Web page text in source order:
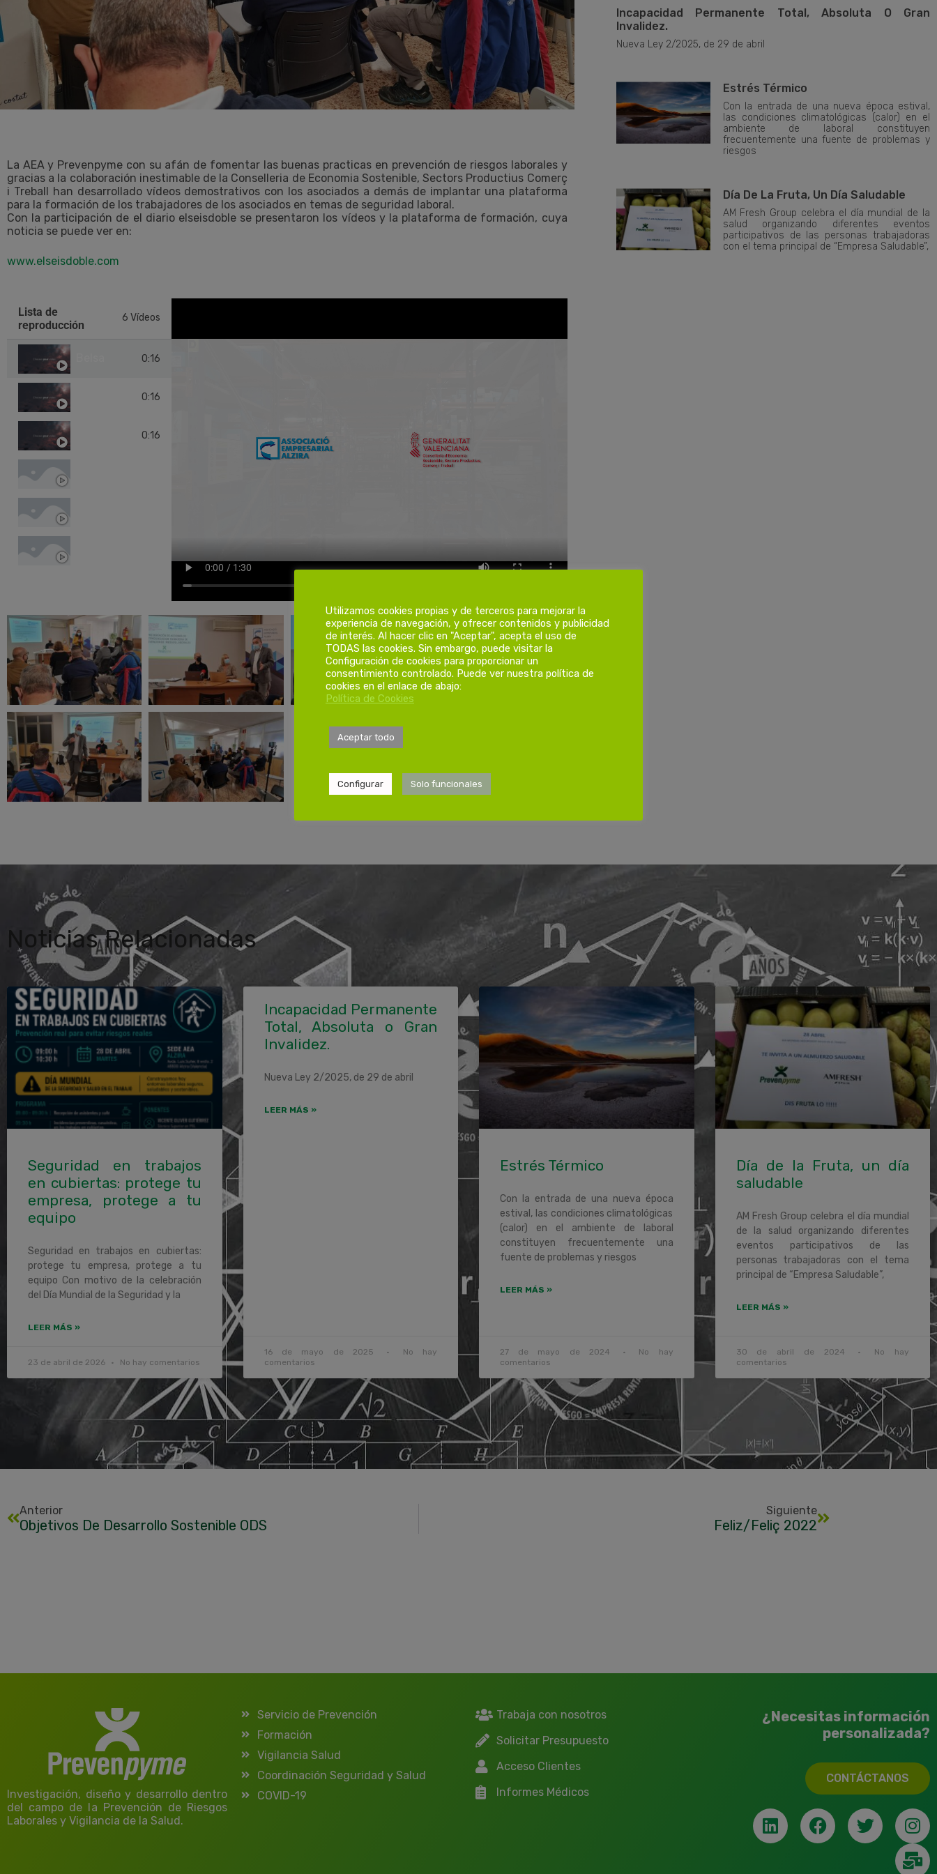
La AEA y Prevenpyme con su afán de fomentar las buenas practicas en prevención de riesgos laborales y
gracias a la colaboración inestimable de la Conselleria de Economia Sostenible, Sectors Productius Comerç
i Treball han desarrollado vídeos demostrativos con los asociados a demás de implantar una plataforma
para la formación de los trabajadores de los asociados en temas de seguridad laboral.
Con la participación de el diario elseisdoble se presentaron los vídeos y la plataforma de formación, cuya
noticia se puede ver en:
www.elseisdoble.com
Lista de
reproducción
6 Vídeos
0:16
0:16
0:16
Incapacidad Permanente Total, Absoluta O Gran
Invalidez.
Nueva Ley 2/2025, de 29 de abril
Estrés Térmico
Con la entrada de una nueva época estival,
las condiciones climatológicas (calor) en el
ambiente de laboral constituyen
frecuentemente una fuente de problemas y
riesgos
Día De La Fruta, Un Día Saludable
AM Fresh Group celebra el día mundial de la
salud organizando diferentes eventos
participativos de las personas trabajadoras
con el tema principal de “Empresa Saludable”,
Noticias Relacionadas
Seguridad en trabajos
en cubiertas: protege tu
empresa, protege a tu
equipo
Seguridad en trabajos en cubiertas:
protege tu empresa, protege a tu
equipo Con motivo de la celebración
del Día Mundial de la Seguridad y la
LEER MÁS »
23 de abril de 2026 No hay comentarios
Incapacidad Permanente
Total, Absoluta o Gran
Invalidez.
Nueva Ley 2/2025, de 29 de abril
LEER MÁS »
16 de mayo de 2025
No hay
comentarios
Estrés Térmico
Con la entrada de una nueva época
estival, las condiciones climatológicas
(calor) en el ambiente de laboral
constituyen frecuentemente una
fuente de problemas y riesgos
LEER MÁS »
27 de mayo de 2024
No hay
comentarios
Día de la Fruta, un día
saludable
AM Fresh Group celebra el día mundial
de la salud organizando diferentes
eventos participativos de las
personas trabajadoras con el tema
principal de “Empresa Saludable”,
LEER MÁS »
30 de abril de 2024
No hay
comentarios
Anterior
Objetivos De Desarrollo Sostenible ODS
Siguiente
Feliz/Feliç 2022
Investigación, diseño y desarrollo dentro
del campo de la Prevención de Riesgos
Laborales y Vigilancia de la Salud.
Servicio de Prevención
Formación
Vigilancia Salud
Coordinación Seguridad y Salud
COVID-19
Trabaja con nosotros
Solicitar Presupuesto
Acceso Clientes
Informes Médicos
¿Necesitas información
personalizada?
CONTÁCTANOS
Utilizamos cookies propias y de terceros para mejorar la
experiencia de navegación, y ofrecer contenidos y publicidad
de interés. Al hacer clic en "Aceptar", acepta el uso de
TODAS las cookies. Sin embargo, puede visitar la
Configuración de cookies para proporcionar un
consentimiento controlado. Puede ver nuestra política de
cookies en el enlace de abajo:
Política de Cookies
Aceptar todo
Configurar Solo funcionales